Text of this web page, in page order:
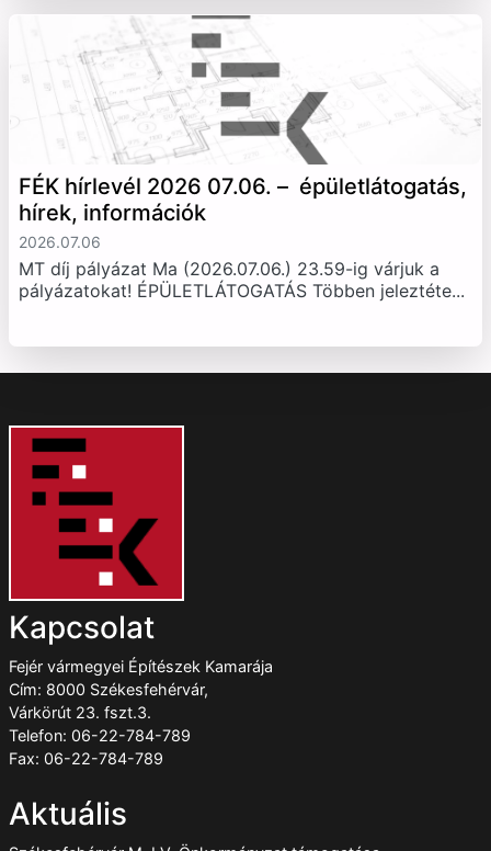
FÉK hírlevél 2026 07.06. – épületlátogatás,
hírek, információk
2026.07.06
MT díj pályázat Ma (2026.07.06.) 23.59-ig várjuk a
pályázatokat! ÉPÜLETLÁTOGATÁS Többen jeleztéte...
Kapcsolat
Fejér vármegyei Építészek Kamarája
Cím: 8000 Székesfehérvár,
Várkörút 23. fszt.3.
Telefon: 06-22-784-789
Fax: 06-22-784-789
Aktuális